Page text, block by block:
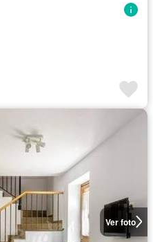
Ver foto